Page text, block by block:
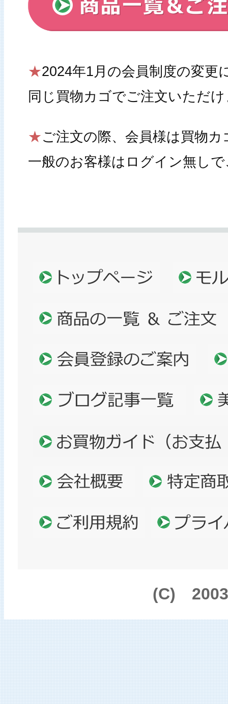
★2024年1月の会員制度の変更
同じ買物カゴでご注文いただ
★ご注文の際、会員様は買物
一般のお客様はログイン無し
(C)